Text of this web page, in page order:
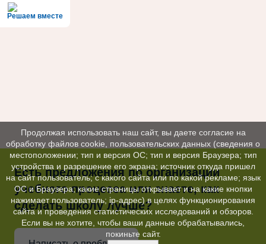
Решаем вместе
Есть предложения по организации
учебного процесса или знаете, как
сделать школу лучше?
Продолжая использовать наш сайт, вы даете согласие на
обработку файлов cookie, пользовательских данных (сведения о
местоположении; тип и версия ОС; тип и версия Браузера; тип
устройства и разрешение его экрана; источник откуда пришел
на сайт пользователь; с какого сайта или по какой рекламе; язык
ОС и Браузера; какие страницы открывает и на какие кнопки
нажимает пользователь; ip-адрес) в целях функционирования
сайта и проведения статистических исследований и обзоров.
Если вы не хотите, чтобы ваши данные обрабатывались,
покиньте сайт.